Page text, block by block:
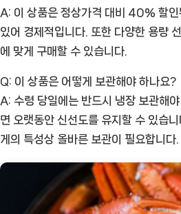
A: 이 상품은 정상가격 대비 40% 할
있어 경제적입니다. 또한 다양한 용량
에 맞게 구매할 수 있습니다.
Q: 이 상품은 어떻게 보관해야 하나요?
A: 수령 당일에는 반드시 냉장 보관해
면 오랫동안 신선도를 유지할 수 있습
게의 특성상 올바른 보관이 필요합니다.